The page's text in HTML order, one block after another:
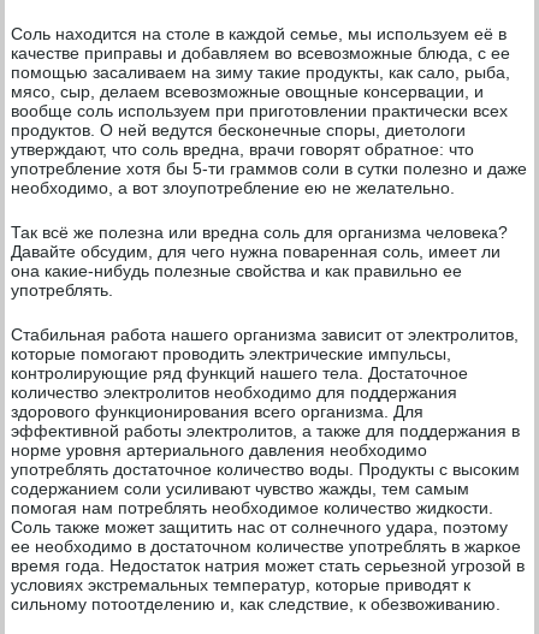
Соль находится на столе в каждой семье, мы используем её в
качестве приправы и добавляем во всевозможные блюда, с ее
помощью засаливаем на зиму такие продукты, как сало, рыба,
мясо, сыр, делаем всевозможные овощные консервации, и
вообще соль используем при приготовлении практически всех
продуктов. О ней ведутся бесконечные споры, диетологи
утверждают, что соль вредна, врачи говорят обратное: что
употребление хотя бы 5-ти граммов соли в сутки полезно и даже
необходимо, а вот злоупотребление ею не желательно.
Так всё же полезна или вредна соль для организма человека?
Давайте обсудим, для чего нужна поваренная соль, имеет ли
она какие-нибудь полезные свойства и как правильно ее
употреблять.
Стабильная работа нашего организма зависит от электролитов,
которые помогают проводить электрические импульсы,
контролирующие ряд функций нашего тела. Достаточное
количество электролитов необходимо для поддержания
здорового функционирования всего организма. Для
эффективной работы электролитов, а также для поддержания в
норме уровня артериального давления необходимо
употреблять достаточное количество воды. Продукты с высоким
содержанием соли усиливают чувство жажды, тем самым
помогая нам потреблять необходимое количество жидкости.
Соль также может защитить нас от солнечного удара, поэтому
ее необходимо в достаточном количестве употреблять в жаркое
время года. Недостаток натрия может стать серьезной угрозой в
условиях экстремальных температур, которые приводят к
сильному потоотделению и, как следствие, к обезвоживанию.